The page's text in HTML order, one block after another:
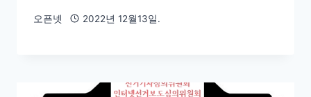
오픈넷 2022년 12월13일.